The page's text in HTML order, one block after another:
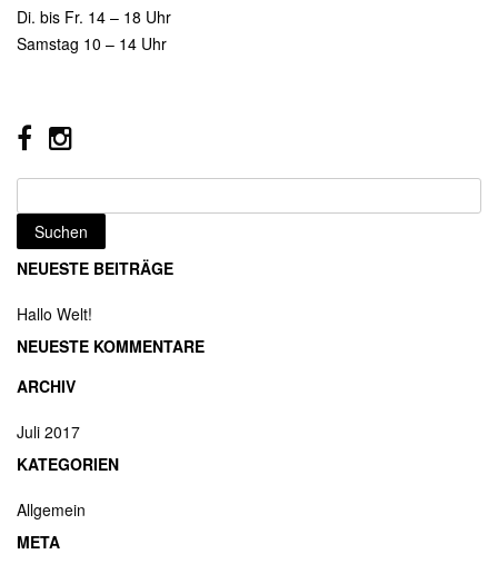
Di. bis Fr. 14 – 18 Uhr
Samstag 10 – 14 Uhr
nach:
NEUESTE BEITRÄGE
Hallo Welt!
NEUESTE KOMMENTARE
ARCHIV
Juli 2017
KATEGORIEN
Allgemein
META